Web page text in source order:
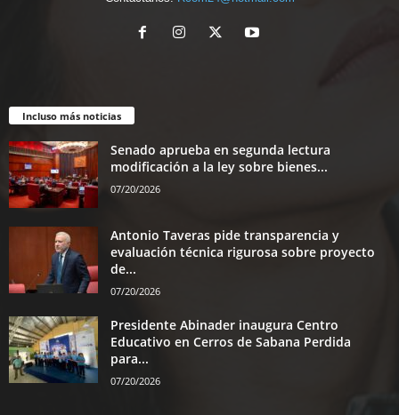
Incluso más noticias
Senado aprueba en segunda lectura
modificación a la ley sobre bienes...
07/20/2026
Antonio Taveras pide transparencia y
evaluación técnica rigurosa sobre proyecto
de...
07/20/2026
Presidente Abinader inaugura Centro
Educativo en Cerros de Sabana Perdida
para...
07/20/2026